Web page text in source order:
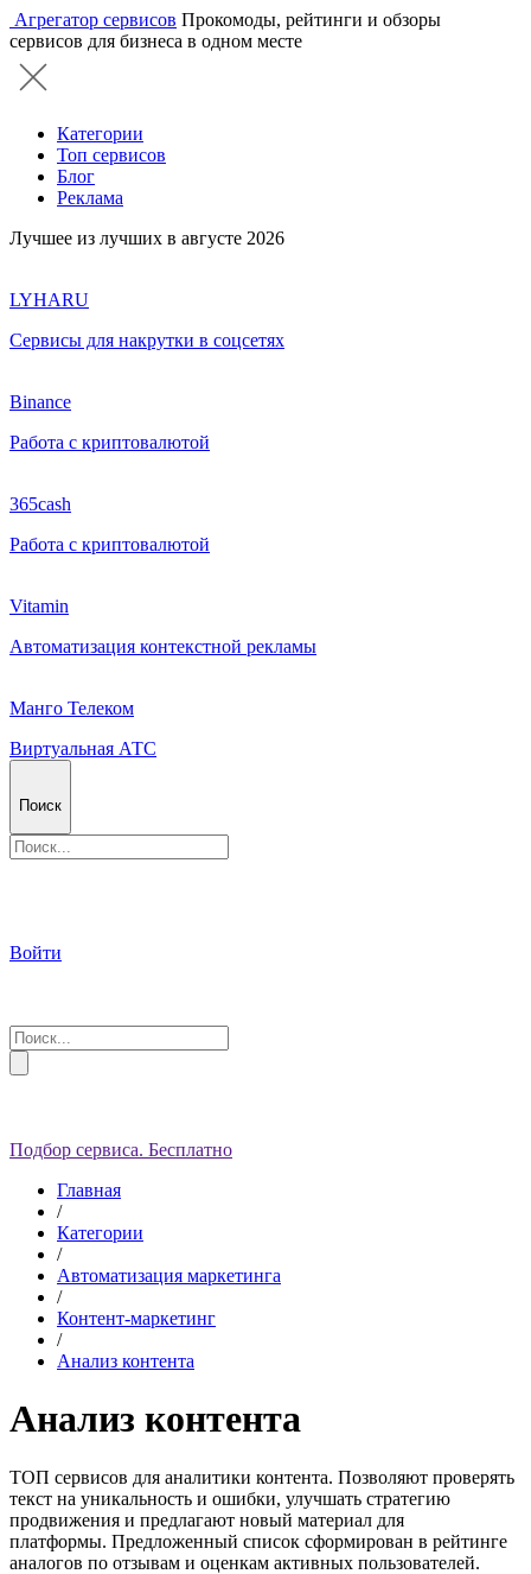
Агрегатор сервисов Прокомоды, рейтинги и обзоры
сервисов для бизнеса в одном месте
Категории
Топ сервисов
Блог
Реклама
Лучшее из лучших в августе 2026
LYHARU
Сервисы для накрутки в соцсетях
Binance
Работа с криптовалютой
365cash
Работа с криптовалютой
Vitamin
Автоматизация контекстной рекламы
Манго Телеком
Виртуальная АТС
Поиск
Войти
Подбор сервиса. Бесплатно
Главная
/
Категории
/
Автоматизация маркетинга
/
Контент-маркетинг
/
Анализ контента
Анализ контента
ТОП сервисов для аналитики контента. Позволяют проверять
текст на уникальность и ошибки, улучшать стратегию
продвижения и предлагают новый материал для
платформы. Предложенный список сформирован в рейтинге
аналогов по отзывам и оценкам активных пользователей.